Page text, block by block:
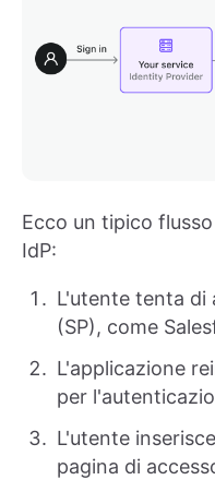
Ecco un tipico
IdP:
L'utente tenta di
(SP), come
L'applicazione
per
L'utente
pagina di